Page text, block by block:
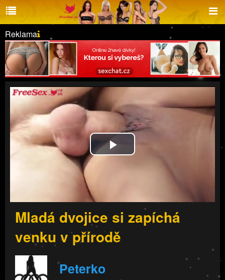
Reklama
Play
Mladá dvojice si zapíchá
venku v přírodě
Peterko